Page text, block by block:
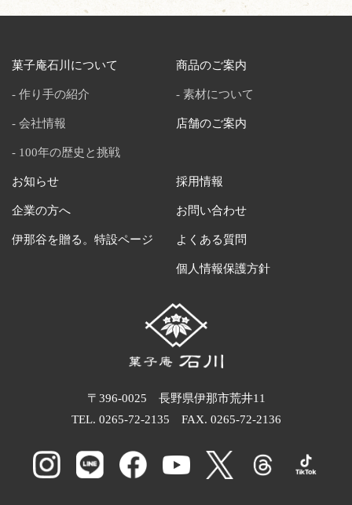
菓子庵石川について
作り手の紹介
会社情報
100年の歴史と挑戦
商品のご案内
素材について
店舗のご案内
お知らせ
企業の方へ
伊那谷を贈る。特設ページ
採用情報
お問い合わせ
よくある質問
個人情報保護方針
〒396-0025 長野県伊那市荒井11
TEL. 0265-72-2135 FAX. 0265-72-2136